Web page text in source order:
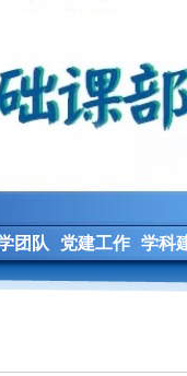
团队 党建工作 学科